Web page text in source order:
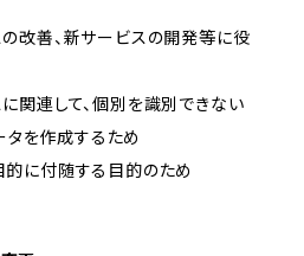
の改善、新サービスの開発等に役
に関連して、個別を識別できない
を作成するため
的に付随する目的のため